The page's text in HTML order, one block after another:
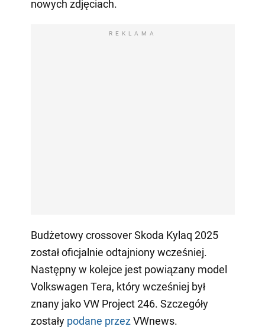
nowych zdjęciach.
REKLAMA
Budżetowy crossover Skoda Kylaq 2025
został oficjalnie odtajniony wcześniej.
Następny w kolejce jest powiązany model
Volkswagen Tera, który wcześniej był
znany jako VW Project 246. Szczegóły
zostały podane przezVWnews.